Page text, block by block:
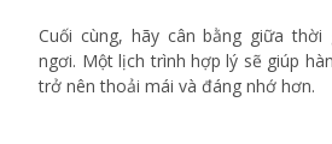
Cuối cùng, hãy cân bằng giữa
ngơi. Một lịch trình hợp lý sẽ giúp
trở nên thoải mái và đáng nhớ hơn.